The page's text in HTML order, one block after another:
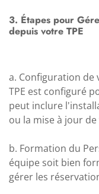
3. Étapes pour
depuis votre TPE
a. Configuration de
TPE est configuré
peut inclure
ou la mise à jour
b. Formation du
équipe soit bien
gérer les